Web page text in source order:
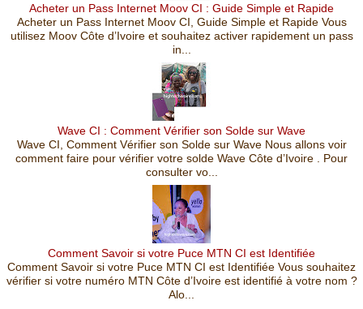
Acheter un Pass Internet Moov CI : Guide Simple et Rapide
Acheter un Pass Internet Moov CI, Guide Simple et Rapide Vous
utilisez Moov Côte d’Ivoire et souhaitez activer rapidement un pass
in...
Wave CI : Comment Vérifier son Solde sur Wave
Wave CI, Comment Vérifier son Solde sur Wave Nous allons voir
comment faire pour vérifier votre solde Wave Côte d’Ivoire . Pour
consulter vo...
Comment Savoir si votre Puce MTN CI est Identifiée
Comment Savoir si votre Puce MTN CI est Identifiée Vous souhaitez
vérifier si votre numéro MTN Côte d’Ivoire est identifié à votre nom ?
Alo...